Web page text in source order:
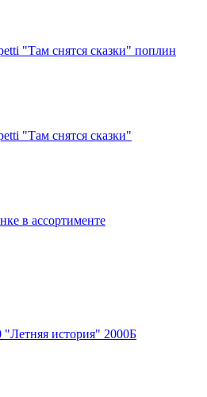
"Там снятся сказки" поплин
"Там снятся сказки"
в ассортименте
"Летняя история" 2000Б